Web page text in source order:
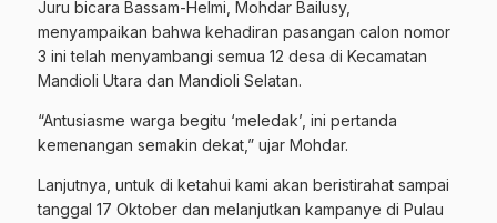
Juru bicara Bassam-Helmi, Mohdar Bailusy,
menyampaikan bahwa kehadiran pasangan calon nomor
3 ini telah menyambangi semua 12 desa di Kecamatan
Mandioli Utara dan Mandioli Selatan.
“Antusiasme warga begitu ‘meledak’, ini pertanda
kemenangan semakin dekat,” ujar Mohdar.
Lanjutnya, untuk di ketahui kami akan beristirahat sampai
tanggal 17 Oktober dan melanjutkan kampanye di Pulau